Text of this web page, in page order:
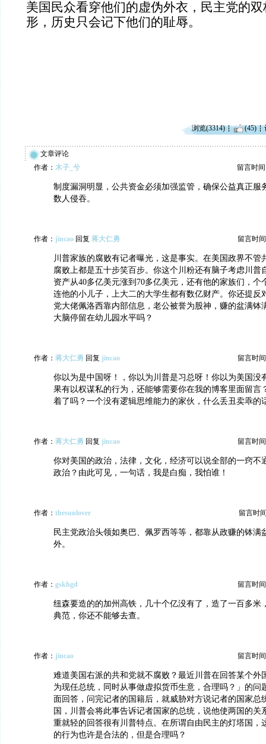
美国民众看穿他们的虚伪外衣，民主党的
形，历史只会记下他们的耻辱。
浏览(3314) (45)
文章评论
作者： 木子_兮 留言时间
制度漏洞明显，公共资金必须加强监管，确保公益真正服
数人侵吞。
作者： jincao 回复 蒋大仁勇 留言时
川普家族的腐败有记者曝光，这是事实。在美国政界不管
腐败上都是五十步笑百步。你这个川粉还有脑子考虑川普
资产从40多亿美元涨到70多亿美元，还有他的家族们，个
连他的小儿子，上大二的大学生都有数亿财产。你还提反
党大佬佩洛西靠内部信息，老公被誉为股神，赚的盆满钵
大脑停留在幼儿园水平吗？
作者： 蒋大仁勇 回复 jincao 留言时
你以为是中国呀！，你以为川普是习总呀！你以为美国没
果有以权谋私的行为，还能够需要你在我的博客里面留言
着了吗？一个没有逻辑思维能力的家伙，什么丢丑卖乖的
作者： 蒋大仁勇 回复 jincao 留言时
你对美国的政治，法律，文化，经济可以说全部的一窍不
政治？由此可见，一句话，我是白痴，我怕谁！
作者： thesunlover 留言时
民主党政治头领如奥巴、佩罗西等等，都靠从政赚的钵满
外。
作者： gskhgd 留言时
纽森要造的的加州高铁，几十个亿没有了，造了一百多米
典范，你还不能够去查。
作者： jincao 留言时
难道美国右派的共和党就不腐败？最近川普在回答某个外
为现任总统，同时从事做虚拟货币生意，合理吗？」的问
面回答，问完记者的国籍后，就威胁对方说记者的国家总
国，川普会将此事告诉记者国家的总统，说他使两国的关
重就轻的回答很有川普特点。在所谓自由民主的灯塔国，
的行为也许是合法的，但是合理吗？